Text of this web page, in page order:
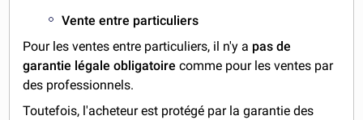
Vente entre particuliers
Pour les ventes entre particuliers, il n'y a pas de
garantie légale obligatoirecomme pour les ventes par
des professionnels.
Toutefois, l'acheteur est protégé par la garantie des